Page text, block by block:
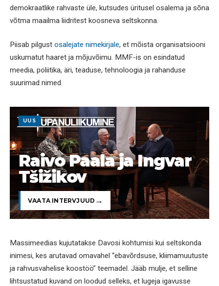
demokraatlike rahvaste üle, kutsudes üritusel osalema ja sõna
võtma maailma liidritest koosneva seltskonna.
Piisab pilgust osalejate nimekirjale, et mõista organisatsiooni
uskumatut haaret ja mõjuvõimu. MMF-is on esindatud
meedia, poliitika, äri, teaduse, tehnoloogia ja rahanduse
suurimad nimed.
UUS
Raivo Paala ja Ingvar
Tšižikov
VAATA INTERVJUUD
Massimeedias kujutatakse Davosi kohtumisi kui seltskonda
inimesi, kes arutavad omavahel “ebavõrdsuse, kliimamuutuste
ja rahvusvahelise koostöö” teemadel. Jääb mulje, et selline
lihtsustatud kuvand on loodud selleks, et lugeja igavusse